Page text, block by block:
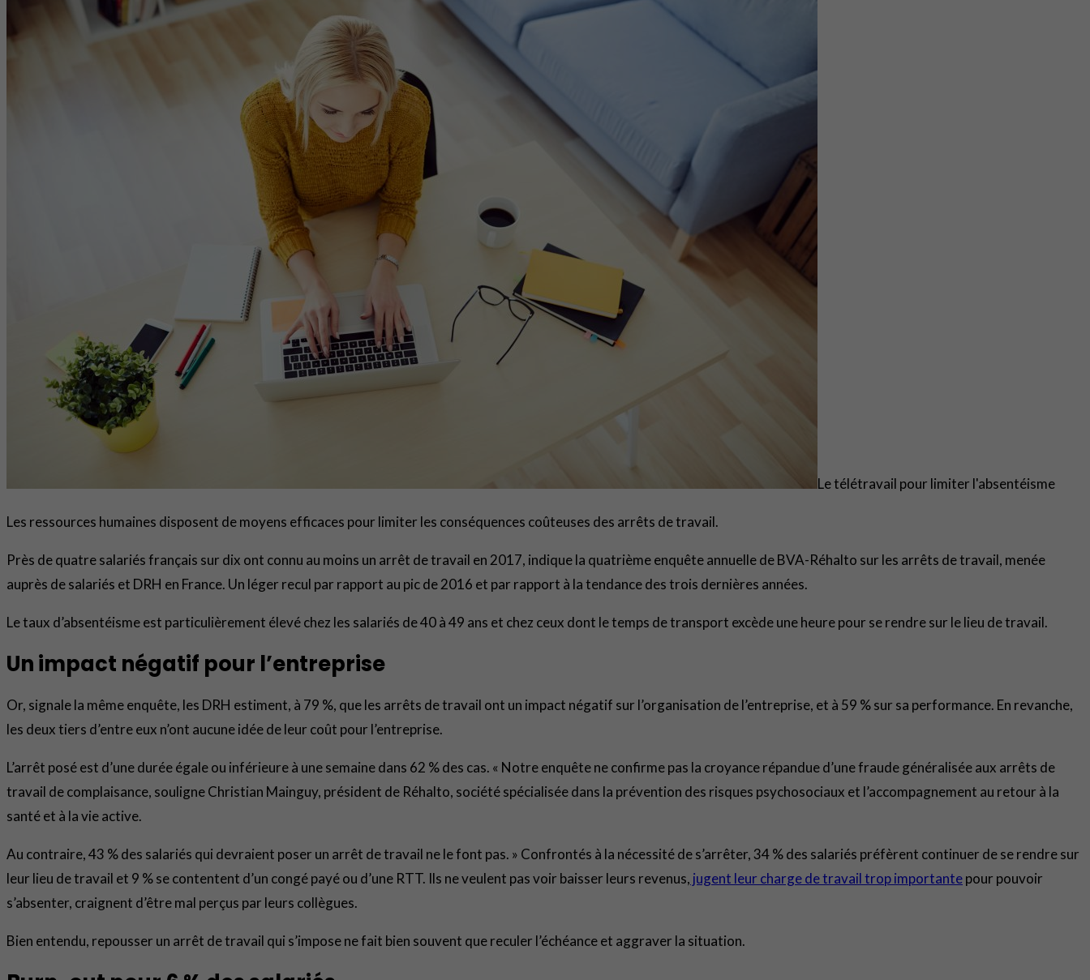
Le télétravail pour limiter l'absentéisme
Les ressources humaines disposent de moyens efficaces pour limiter les conséquences coûteuses des arrêts de travail.
Près de quatre salariés français sur dix ont connu au moins un arrêt de travail en 2017, indique la quatrième enquête annuelle de BVA-Réhalto sur les arrêts de travail, menée
auprès de salariés et DRH en France. Un léger recul par rapport au pic de 2016 et par rapport à la tendance des trois dernières années.
Le taux d’absentéisme est particulièrement élevé chez les salariés de 40 à 49 ans et chez ceux dont le temps de transport excède une heure pour se rendre sur le lieu de travail.
Un impact négatif pour l’entreprise
Or, signale la même enquête, les DRH estiment, à 79 %, que les arrêts de travail ont un impact négatif sur l’organisation de l’entreprise, et à 59 % sur sa performance. En revanche,
les deux tiers d’entre eux n’ont aucune idée de leur coût pour l’entreprise.
L’arrêt posé est d’une durée égale ou inférieure à une semaine dans 62 % des cas. « Notre enquête ne confirme pas la croyance répandue d’une fraude généralisée aux arrêts de
travail de complaisance, souligne Christian Mainguy, président de Réhalto, société spécialisée dans la prévention des risques psychosociaux et l’accompagnement au retour à la
santé et à la vie active.
Au contraire, 43 % des salariés qui devraient poser un arrêt de travail ne le font pas. » Confrontés à la nécessité de s’arrêter, 34 % des salariés préfèrent continuer de se rendre sur
leur lieu de travail et 9 % se contentent d’un congé payé ou d’une RTT. Ils ne veulent pas voir baisser leurs revenus, jugent leur charge de travail trop importantepour pouvoir
s’absenter, craignent d’être mal perçus par leurs collègues.
Bien entendu, repousser un arrêt de travail qui s’impose ne fait bien souvent que reculer l’échéance et aggraver la situation.